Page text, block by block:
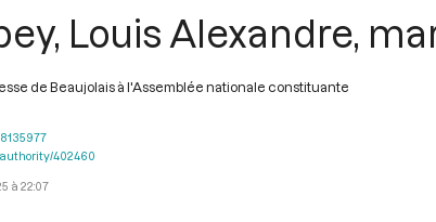
Louis Alexandre,
de Beaujolais à l'Assemblée nationale constituante
authority/402460
à 22:07